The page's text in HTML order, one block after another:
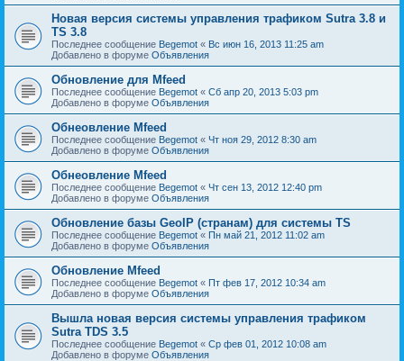
Новая версия системы управления трафиком Sutra 3.8 и
TS 3.8
Последнее сообщение Begemot « Вс июн 16, 2013 11:25 am
Добавлено в форуме Объявления
Обновление для Mfeed
Последнее сообщение Begemot « Сб апр 20, 2013 5:03 pm
Добавлено в форуме Объявления
Обнеовление Mfeed
Последнее сообщение Begemot « Чт ноя 29, 2012 8:30 am
Добавлено в форуме Объявления
Обнеовление Mfeed
Последнее сообщение Begemot « Чт сен 13, 2012 12:40 pm
Добавлено в форуме Объявления
Обновление базы GeoIP (странам) для системы TS
Последнее сообщение Begemot « Пн май 21, 2012 11:02 am
Добавлено в форуме Объявления
Обновление Mfeed
Последнее сообщение Begemot « Пт фев 17, 2012 10:34 am
Добавлено в форуме Объявления
Вышла новая версия системы управления трафиком
Sutra TDS 3.5
Последнее сообщение Begemot « Ср фев 01, 2012 10:08 am
Добавлено в форуме Объявления